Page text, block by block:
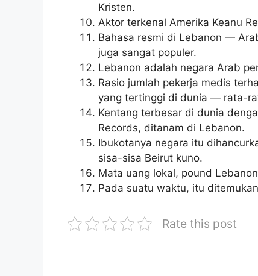
Kristen.
Aktor terkenal Amerika Keanu
Bahasa resmi di Lebanon —
juga sangat populer.
Lebanon adalah negara Arab
Rasio jumlah pekerja medis
yang tertinggi di dunia — rata-
Kentang terbesar di dunia
Records, ditanam di Lebanon.
Ibukotanya negara itu
sisa-sisa Beirut kuno.
Mata uang lokal, pound
Pada suatu waktu, itu
Rate this post